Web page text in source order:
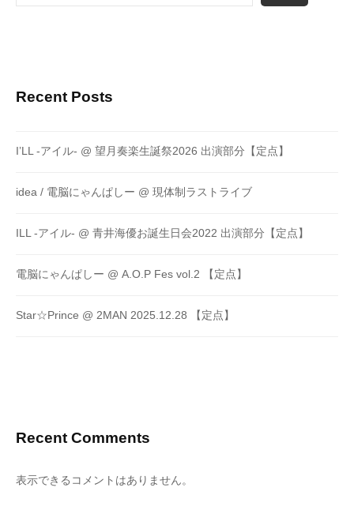
Recent Posts
I’LL -アイル- @ 望月奏楽生誕祭2026 出演部分【定点】
idea / 電脳にゃんぱしー @ 現体制ラストライブ
ILL -アイル- @ 青井海優お誕生日会2022 出演部分【定点】
電脳にゃんぱしー @ A.O.P Fes vol.2 【定点】
Star☆Prince @ 2MAN 2025.12.28 【定点】
Recent Comments
表示できるコメントはありません。